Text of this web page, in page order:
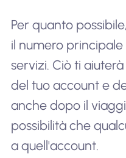
Per quanto
il numero
servizi. Ciò ti
del tuo account e
anche dopo il
possibilità che
a quell'account.